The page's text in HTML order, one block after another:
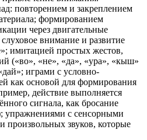
повторением и закреплением
формированием
через двигательные
внимание и развитие
имитацией простых жестов,
(«во», «не», «да», «ура», «кыш»
играми с условно-
как основой для формирования
действие выполняется
сигнала, как бросание
упражнениями с сенсорными
произвольных звуков, которые